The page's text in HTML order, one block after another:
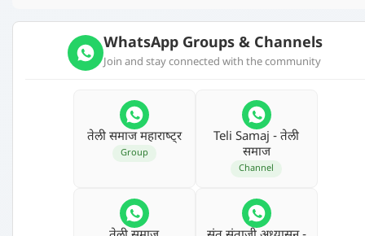
WhatsApp Groups & Channels
Join and stay connected with the community
तेली समाज महाराष्‍ट्र
Group
Teli Samaj - तेली
समाज
Channel